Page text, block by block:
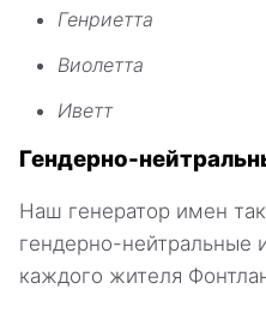
Генриетта
Виолетта
Иветт
Гендерно-
Наш генератор имен
гендерно-нейтральные
каждого жителя